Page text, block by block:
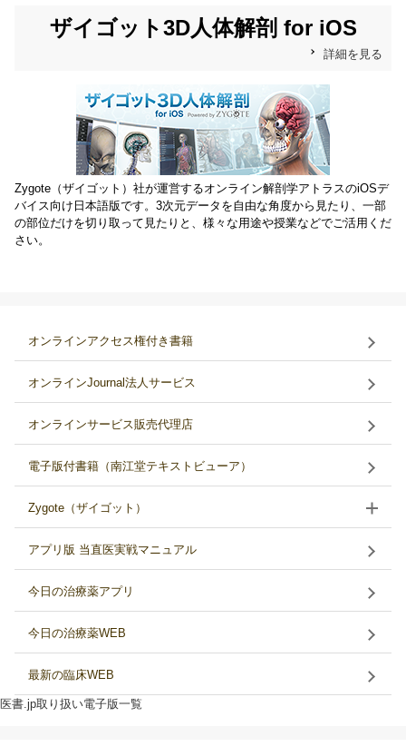
ザイゴット3D人体解剖 for iOS
詳細を見る
Zygote（ザイゴット）社が運営するオンライン解剖学アトラスのiOSデ
バイス向け日本語版です。3次元データを自由な角度から見たり、一部
の部位だけを切り取って見たりと、様々な用途や授業などでご活用くだ
さい。
オンラインアクセス権付き書籍
オンラインJournal法人サービス
オンラインサービス販売代理店
電子版付書籍（南江堂テキストビューア）
Zygote（ザイゴット）
アプリ版 当直医実戦マニュアル
今日の治療薬アプリ
今日の治療薬WEB
最新の臨床WEB
医書.jp取り扱い電子版一覧